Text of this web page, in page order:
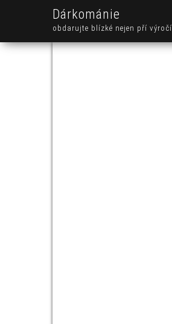
Dárkománie
obdarujte blízké nejen pří výročí